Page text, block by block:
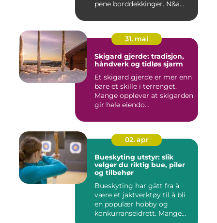
pene borddekkinger. N&a...
31. mai
Skigard gjerde: tradisjon,
håndverk og tidløs sjarm
Et skigard gjerde er mer enn
bare et skille i terrenget.
Mange opplever at skigarden
gir hele eiendo...
02. apr
Bueskyting utstyr: slik
velger du riktig bue, piler
og tilbehør
Bueskyting har gått fra å
være et jaktverktøy til å bli
en populær hobby og
konkurranseidrett. Mange...